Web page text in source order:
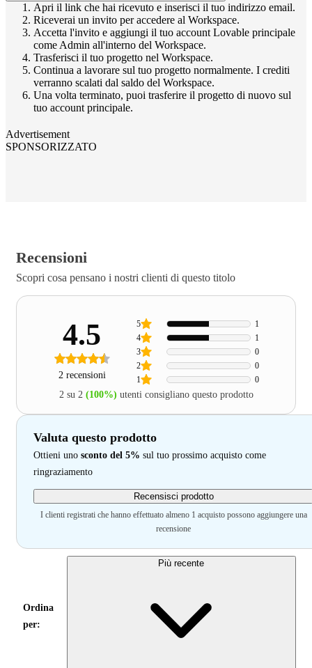
Apri il link che hai ricevuto e inserisci il tuo indirizzo email.
Riceverai un invito per accedere al Workspace.
Accetta l'invito e aggiungi il tuo account Lovable principale
come Admin all'interno del Workspace.
Trasferisci il tuo progetto nel Workspace.
Continua a lavorare sul tuo progetto normalmente. I crediti
verranno scalati dal saldo del Workspace.
Una volta terminato, puoi trasferire il progetto di nuovo sul
tuo account principale.
Advertisement
SPONSORIZZATO
Recensioni
Scopri cosa pensano i nostri clienti di questo titolo
4.5
2 recensioni 1 0
2 0
3 0
4 1
5 1
2 su 2 (100%) utenti consigliano questo prodotto
Valuta questo prodotto
Ottieni uno sconto del 5% sul tuo prossimo acquisto come
ringraziamento
Recensisci prodotto
I clienti registrati che hanno effettuato almeno 1 acquisto possono aggiungere una
recensione
Ordina
per:
Più recente